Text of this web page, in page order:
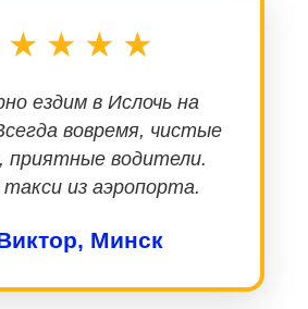
ездим в Ислочь на
вовремя, чистые
водители.
из аэропорта.
Минск